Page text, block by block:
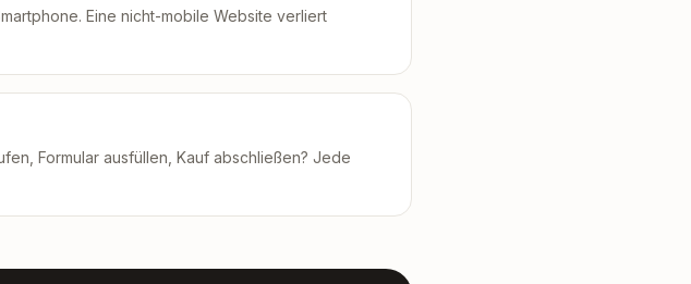
Eine nicht-mobile Website verliert
Formular ausfüllen, Kauf abschließen? Jede